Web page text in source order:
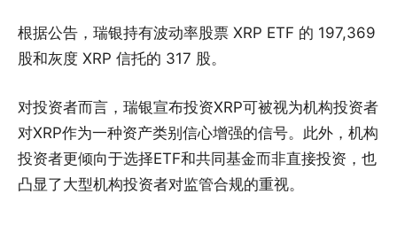
根据公告，瑞银持有波动率股票 XRP ETF 的 197,369
股和灰度 XRP 信托的 317 股。
对投资者而言，瑞银宣布投资XRP可被视为机构投资者
对XRP作为一种资产类别信心增强的信号。此外，机构
投资者更倾向于选择ETF和共同基金而非直接投资，也
凸显了大型机构投资者对监管合规的重视。